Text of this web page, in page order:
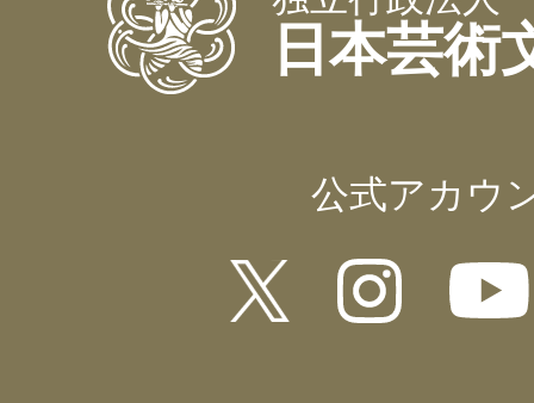
日本芸術
公式アカウ